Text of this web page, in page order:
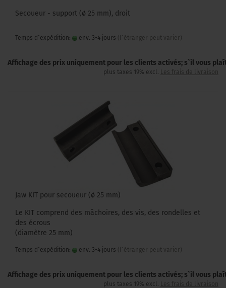
Secoueur - support (ø 25 mm), droit
Temps d`expédition: env. 3-4 jours (l`étranger peut varier)
Affichage des prix uniquement pour les clients activés; s`il vous
plus taxes 19% excl. Les frais de livraison
Jaw KIT ​​​​pour secoueur (ø 25 mm)
Le KIT comprend des mâchoires, des vis, des rondelles et
des écrous
(diamètre 25 mm)
Temps d`expédition: env. 3-4 jours (l`étranger peut varier)
Affichage des prix uniquement pour les clients activés; s`il vous
plus taxes 19% excl. Les frais de livraison